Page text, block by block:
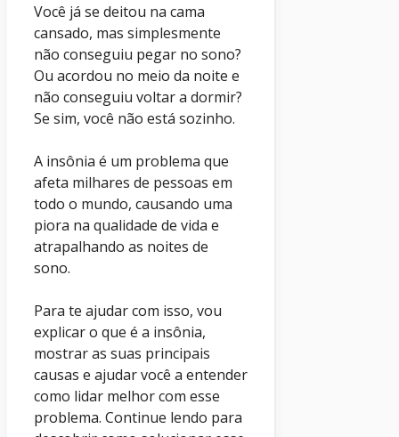
Você já se deitou na cama
cansado, mas simplesmente
não conseguiu pegar no sono?
Ou acordou no meio da noite e
não conseguiu voltar a dormir?
Se sim, você não está sozinho.
A insônia é um problema que
afeta milhares de pessoas em
todo o mundo, causando uma
piora na qualidade de vida e
atrapalhando as noites de
sono.
Para te ajudar com isso, vou
explicar o que é a insônia,
mostrar as suas principais
causas e ajudar você a entender
como lidar melhor com esse
problema. Continue lendo para